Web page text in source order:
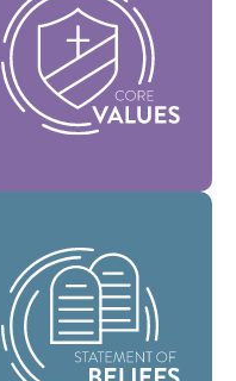
soutiennent la vision
de notre
dénomination et
aident à façonner
Valeurs
En tant que
mondiale de foi, nous
porter la bonne
nouvelle de la vie en
Jésus-Christ aux gens
du monde entier et de
répandre le message